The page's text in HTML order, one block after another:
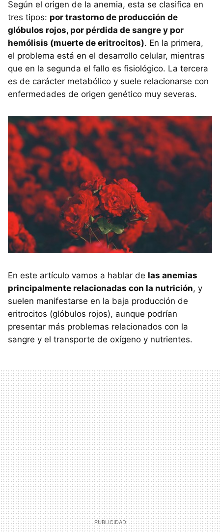
Según el origen de la anemia, esta se clasifica en
tres tipos: por trastorno de producción de
glóbulos rojos, por pérdida de sangre y por
hemólisis (muerte de eritrocitos). En la primera,
el problema está en el desarrollo celular, mientras
que en la segunda el fallo es fisiológico. La tercera
es de carácter metabólico y suele relacionarse con
enfermedades de origen genético muy severas.
En este artículo vamos a hablar de las anemias
principalmente relacionadas con la nutrición, y
suelen manifestarse en la baja producción de
eritrocitos (glóbulos rojos), aunque podrían
presentar más problemas relacionados con la
sangre y el transporte de oxígeno y nutrientes.